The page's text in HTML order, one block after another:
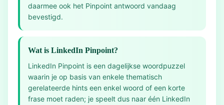
daarmee ook het Pinpoint antwoord vandaag
bevestigd.
Wat is LinkedIn Pinpoint?
LinkedIn Pinpoint is een dagelijkse woordpuzzel
waarin je op basis van enkele thematisch
gerelateerde hints een enkel woord of een korte
frase moet raden; je speelt dus naar één LinkedIn